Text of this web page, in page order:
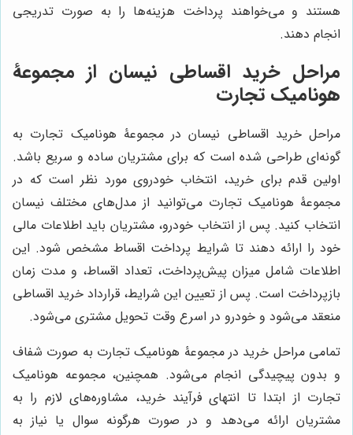
هستند و می‌خواهند پرداخت هزینه‌ها را به صورت تدریجی
انجام دهند.
مراحل خرید اقساطی نیسان از مجموعۀ
هونامیک تجارت
مراحل خرید اقساطی نیسان در مجموعۀ هونامیک تجارت به
گونه‌ای طراحی شده است که برای مشتریان ساده و سریع باشد.
اولین قدم برای خرید، انتخاب خودروی مورد نظر است که در
مجموعۀ هونامیک تجارت می‌توانید از مدل‌های مختلف نیسان
انتخاب کنید. پس از انتخاب خودرو، مشتریان باید اطلاعات مالی
خود را ارائه دهند تا شرایط پرداخت اقساط مشخص شود. این
اطلاعات شامل میزان پیش‌پرداخت، تعداد اقساط، و مدت زمان
بازپرداخت است. پس از تعیین این شرایط، قرارداد خرید اقساطی
منعقد می‌شود و خودرو در اسرع وقت تحویل مشتری می‌شود.
تمامی مراحل خرید در مجموعۀ هونامیک تجارت به صورت شفاف
و بدون پیچیدگی انجام می‌شود. همچنین، مجموعه هونامیک
تجارت از ابتدا تا انتهای فرآیند خرید، مشاوره‌های لازم را به
مشتریان ارائه می‌دهد و در صورت هرگونه سوال یا نیاز به